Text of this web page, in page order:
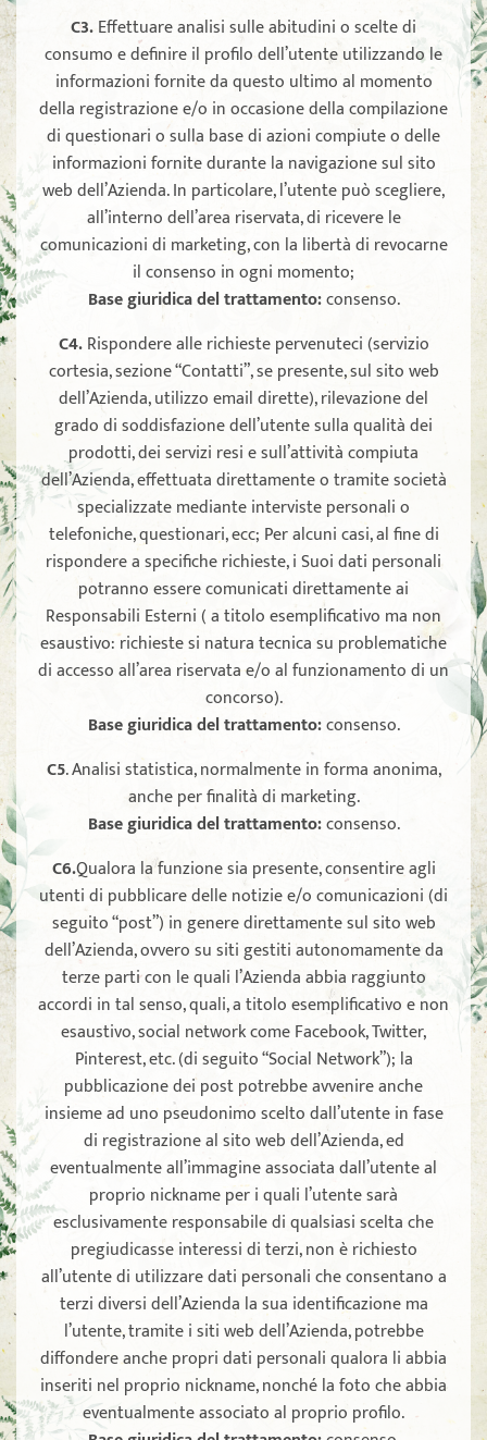
C3.Effettuare analisi sulle abitudini o scelte di
consumo e definire il profilo dell’utente utilizzando le
informazioni fornite da questo ultimo al momento
della registrazione e/o in occasione della compilazione
di questionari o sulla base di azioni compiute o delle
informazioni fornite durante la navigazione sul sito
web dell’Azienda. In particolare, l’utente può scegliere,
all’interno dell’area riservata, di ricevere le
comunicazioni di marketing, con la libertà di revocarne
il consenso in ogni momento;
Base giuridica del trattamento:consenso.
C4.Rispondere alle richieste pervenuteci (servizio
cortesia, sezione “Contatti”, se presente, sul sito web
dell’Azienda, utilizzo email dirette), rilevazione del
grado di soddisfazione dell’utente sulla qualità dei
prodotti, dei servizi resi e sull’attività compiuta
dell’Azienda, effettuata direttamente o tramite società
specializzate mediante interviste personali o
telefoniche, questionari, ecc; Per alcuni casi, al fine di
rispondere a specifiche richieste, i Suoi dati personali
potranno essere comunicati direttamente ai
Responsabili Esterni ( a titolo esemplificativo ma non
esaustivo: richieste si natura tecnica su problematiche
di accesso all’area riservata e/o al funzionamento di un
concorso).
Base giuridica del trattamento:consenso.
C5. Analisi statistica, normalmente in forma anonima,
anche per finalità di marketing.
Base giuridica del trattamento:consenso.
C6.Qualora la funzione sia presente, consentire agli
utenti di pubblicare delle notizie e/o comunicazioni (di
seguito “post”) in genere direttamente sul sito web
dell’Azienda, ovvero su siti gestiti autonomamente da
terze parti con le quali l’Azienda abbia raggiunto
accordi in tal senso, quali, a titolo esemplificativo e non
esaustivo, social network come Facebook, Twitter,
Pinterest, etc. (di seguito “Social Network”); la
pubblicazione dei post potrebbe avvenire anche
insieme ad uno pseudonimo scelto dall’utente in fase
di registrazione al sito web dell’Azienda, ed
eventualmente all’immagine associata dall’utente al
proprio nickname per i quali l’utente sarà
esclusivamente responsabile di qualsiasi scelta che
pregiudicasse interessi di terzi, non è richiesto
all’utente di utilizzare dati personali che consentano a
terzi diversi dell’Azienda la sua identificazione ma
l’utente, tramite i siti web dell’Azienda, potrebbe
diffondere anche propri dati personali qualora li abbia
inseriti nel proprio nickname, nonché la foto che abbia
eventualmente associato al proprio profilo.